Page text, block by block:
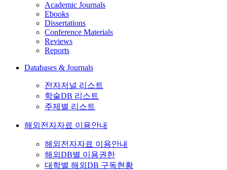
Academic Journals
Ebooks
Dissertations
Conference Materials
Reviews
Reports
Databases & Journals
전자저널 리스트
학술DB 리스트
주제별 리스트
해외전자자료 이용안내
해외전자자료 이용안내
해외DB별 이용권한
대학별 해외DB 구독현황